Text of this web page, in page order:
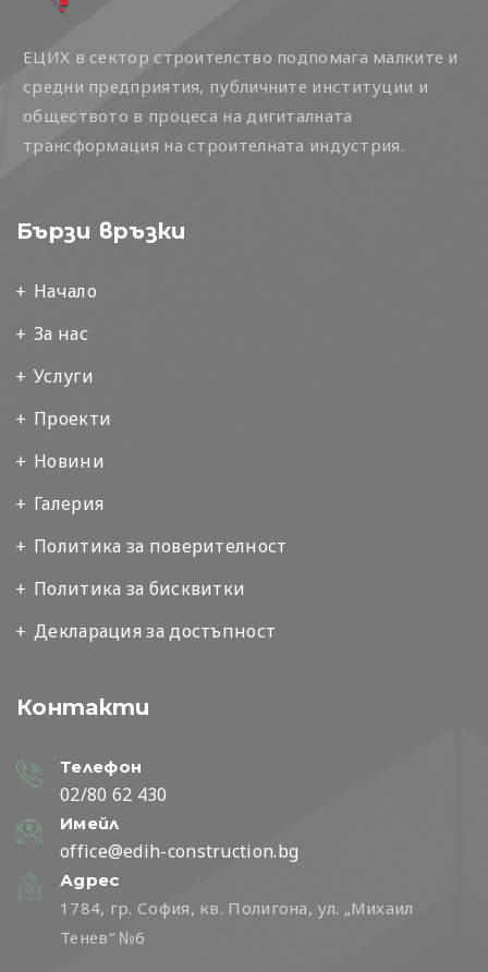
ЕЦИХ в сектор строителство подпомага малките и
средни предприятия, публичните институции и
обществото в процеса на дигиталната
трансформация на строителната индустрия.
Бързи връзки
Начало
За нас
Услуги
Проекти
Новини
Галерия
Политика за поверителност
Политика за бисквитки
Декларация за достъпност
Контакти
Телефон
02/80 62 430
Имейл
office@edih-construction.bg
Адрес
1784, гр. София, кв. Полигона, ул. „Михаил
Тенев“ №6